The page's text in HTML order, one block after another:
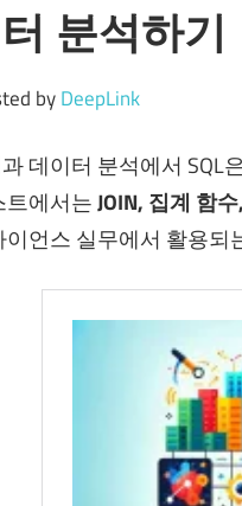
분석하기
byDeepLink
데이터 분석에서 SQL
트에서는JOIN, 집계 함
언스 실무에서 활용되